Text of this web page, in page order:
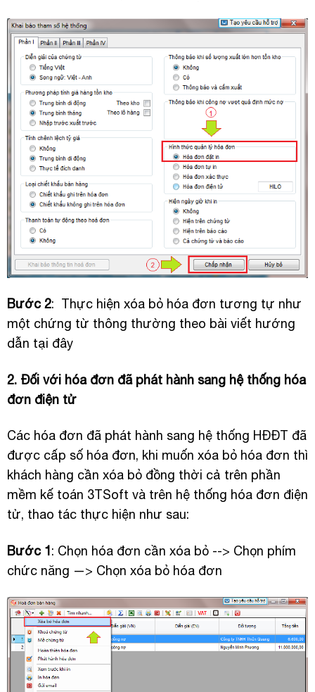
Bước 2: Thực hiện xóa bỏ hóa đơn tương tự như
một chứng từ thông thường theo bài viết hướng
dẫn tại đây
2. Đối với hóa đơn đã phát hành sang hệ thống hóa
đơn điện tử
Các hóa đơn đã phát hành sang hệ thống HĐĐT đã
được cấp số hóa đơn, khi muốn xóa bỏ hóa đơn thì
khách hàng cần xóa bỏ đồng thời cả trên phần
mềm kế toán 3TSoft và trên hệ thống hóa đơn điện
tử, thao tác thực hiện như sau:
Bước 1: Chọn hóa đơn cần xóa bỏ --> Chọn phím
chức năng —> Chọn xóa bỏ hóa đơn